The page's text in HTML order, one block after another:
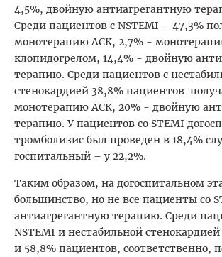
4,5%, двойную антиагрегантную
Среди пациентов с NSTEMI – 47,3%
монотерапию АСК, 2,7% -
клопидогрелом, 14,4% - двойную
терапию. Среди пациентов с
стенокардией 38,8% пациентов
монотерапию АСК, 20% - двойную
терапию. У пациентов со STEMI
тромболизис был проведен в 18,4%
госпитальный – у 22,2%.
Таким образом, на догоспитальном
большинство, но не все пациенты со
антиагрегантную терапию. Среди
NSTEMI и нестабильной
и 58,8% пациентов, соответственно,